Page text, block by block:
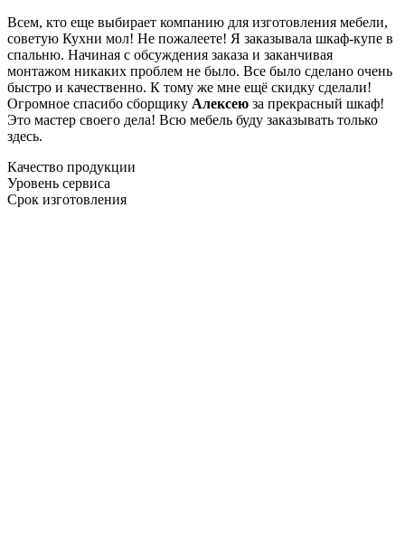
Всем, кто еще выбирает компанию для изготовления мебели,
советую Кухни мол! Не пожалеете! Я заказывала шкаф-купе в
спальню. Начиная с обсуждения заказа и заканчивая
монтажом никаких проблем не было. Все было сделано очень
быстро и качественно. К тому же мне ещё скидку сделали!
Огромное спасибо сборщику Алексею за прекрасный шкаф!
Это мастер своего дела! Всю мебель буду заказывать только
здесь.
Качество продукции
Уровень сервиса
Срок изготовления